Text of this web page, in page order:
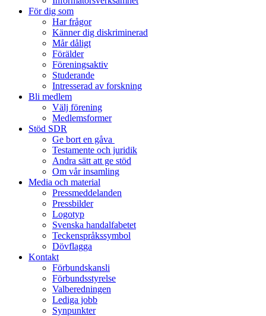
För dig som
Har frågor
Känner dig diskriminerad
Mår dåligt
Förälder
Föreningsaktiv
Studerande
Intresserad av forskning
Bli medlem
Välj förening
Medlemsformer
Stöd SDR
Ge bort en gåva
Testamente och juridik
Andra sätt att ge stöd
Om vår insamling
Media och material
Pressmeddelanden
Pressbilder
Logotyp
Svenska handalfabetet
Teckenspråkssymbol
Dövflagga
Kontakt
Förbundskansli
Förbundsstyrelse
Valberedningen
Lediga jobb
Synpunkter